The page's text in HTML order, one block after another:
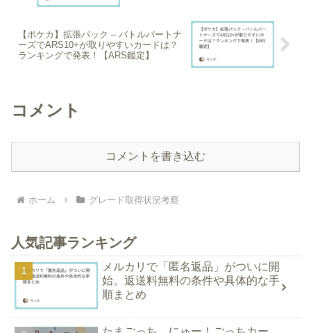
【ポケカ】拡張パック – バトルパートナ
ーズでARS10+が取りやすいカードは？
ランキングで発表！【ARS鑑定】
コメント
コメントを書き込む
ホーム グレード取得状況考察
人気記事ランキング
メルカリで「匿名返品」がついに開
始。返送料無料の条件や具体的な手
順まとめ